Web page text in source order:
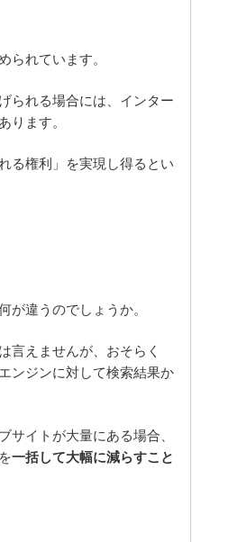
られています。
られる場合には、インター
ります。
る権利」を実現し得るとい
が違うのでしょうか。
言えませんが、おそらく
ンジンに対して検索結果か
サイトが大量にある場合、
一括して大幅に減らすこと